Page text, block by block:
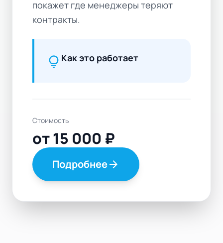
покажет где менеджеры теряют
контракты.
lightbulb Как это работает
Стоимость
от 15 000 ₽
Подробнееarrow_forward